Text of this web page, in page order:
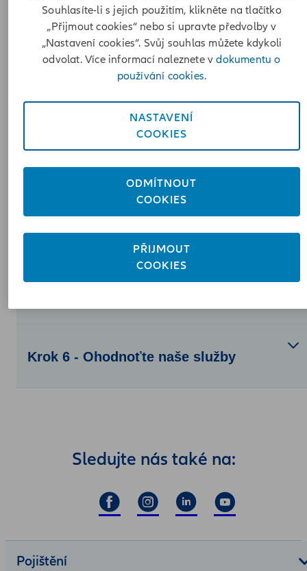
Krok 2 - Doložení vyžádaných
Krok 3 - Potvrzení dokumentů
Krok 5 - Odeslání dopisu s
Krok 6 - Ohodnoťte naše služby
Sledujte nás také na:
Pojištění
Souhlasíte-li s jejich použitím, klikněte na tlačítko
„Přijmout cookies“ nebo si upravte předvolby v
„Nastavení cookies“. Svůj souhlas můžete kdykoli
odvolat. Více informací naleznete vdokumentu o
používání cookies.
NASTAVENÍ
COOKIES
ODMÍTNOUT
COOKIES
PŘIJMOUT
COOKIES